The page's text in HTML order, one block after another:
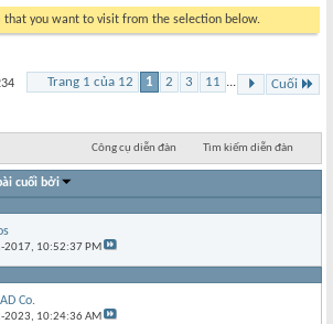
that you want to visit from the selection below.
Trang 1 của 12 1 2 3 11 ... Cuối
Công cụ diễn đàn Tìm kiếm diễn đàn
cuối bởi
2017, 10:52:37 PM
Co.
2023, 10:24:36 AM